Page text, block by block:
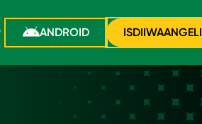
ANDROID ISDIIWAANGELI